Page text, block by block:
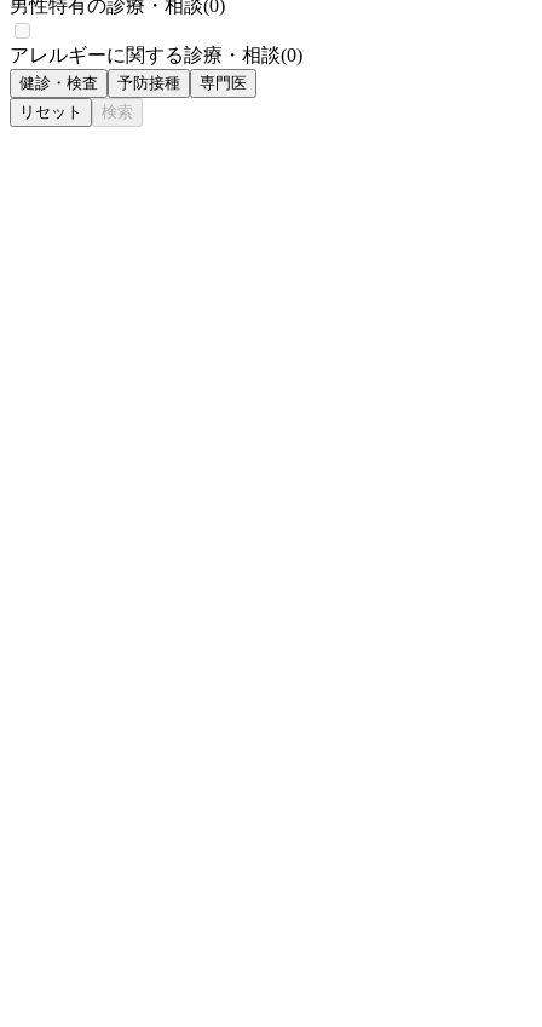
男性特有の診療・相談(0)
アレルギーに関する診療・相談(0)
健診・検査 予防接種
専門医
リセット
検索